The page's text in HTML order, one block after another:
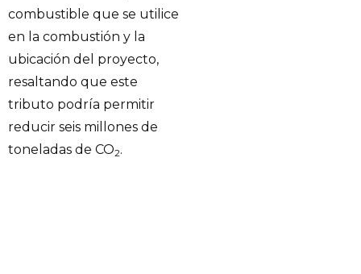
combustible que se utilice
en la combustión y la
ubicación del proyecto,
resaltando que este
tributo podría permitir
reducir seis millones de
toneladas de CO2.